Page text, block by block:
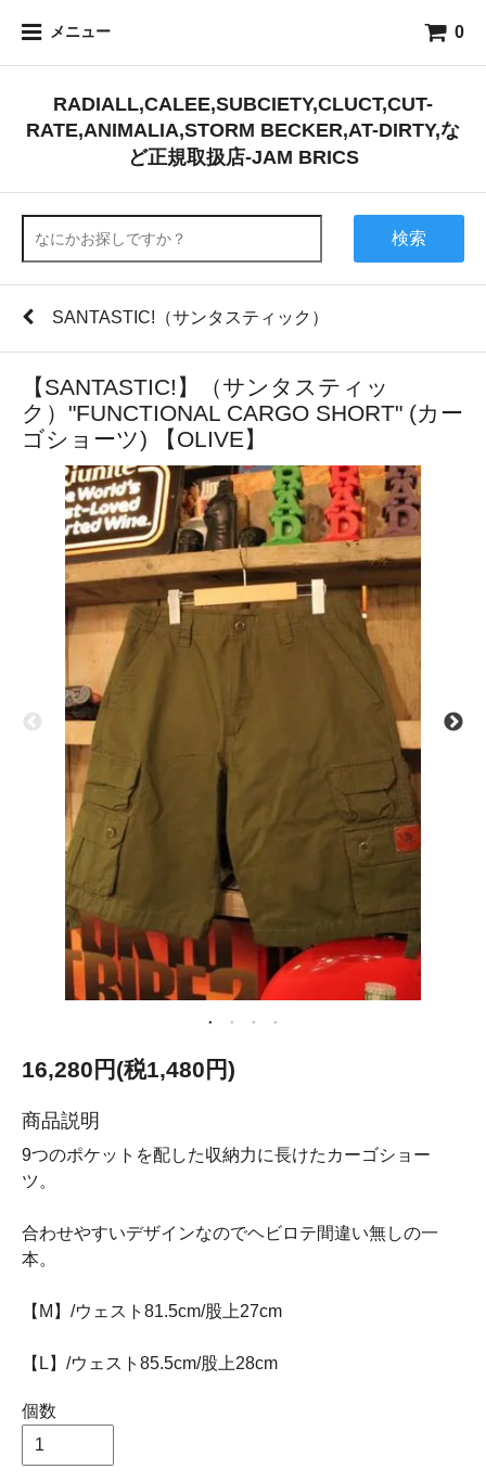
メニュー 0
RADIALL,CALEE,SUBCIETY,CLUCT,CUT-
RATE,ANIMALIA,STORM BECKER,AT-DIRTY,な
ど正規取扱店-JAM BRICS
検索
SANTASTIC!（サンタスティック）
【SANTASTIC!】（サンタスティッ
ク）"FUNCTIONAL CARGO SHORT" (カー
ゴショーツ) 【OLIVE】
16,280円(税1,480円)
商品説明
9つのポケットを配した収納力に長けたカーゴショー
ツ。
合わせやすいデザインなのでヘビロテ間違い無しの一
本。
【M】/ウェスト81.5cm/股上27cm
【L】/ウェスト85.5cm/股上28cm
個数